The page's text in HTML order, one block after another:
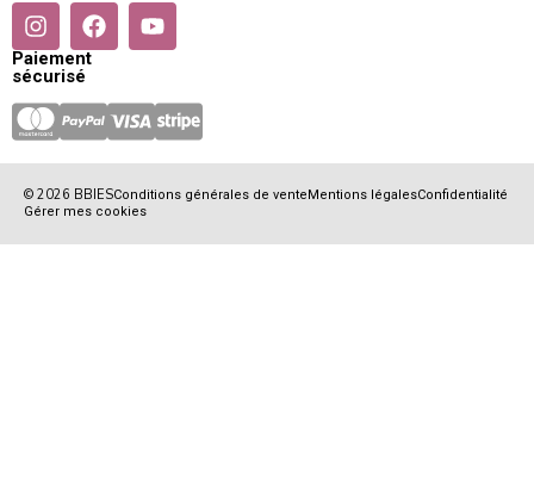
Paiement
sécurisé
© 2026 BBIESConditions générales de venteMentions légalesConfidentialité
Gérer mes cookies